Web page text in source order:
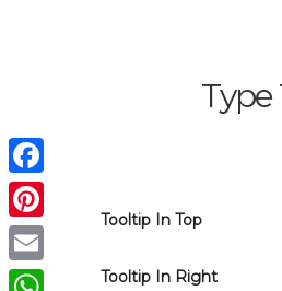
Type
Tooltip In Top
Tooltip In Right
Facebook
Pinterest
Email